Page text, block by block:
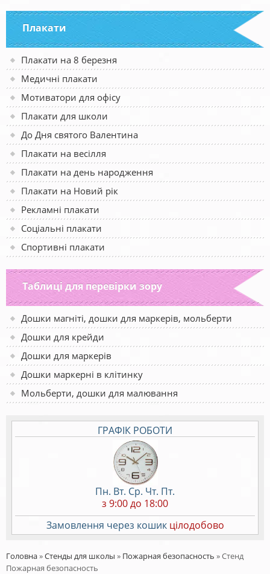
Плакати
Плакати на 8 березня
Медичні плакати
Мотиватори для офісу
Плакати для школи
До Дня святого Валентина
Плакати на весілля
Плакати на день народження
Плакати на Новий рік
Рекламні плакати
Соціальні плакати
Спортивні плакати
Таблиці для перевірки зору
Дошки магніті, дошки для маркерів, мольберти
Дошки для крейди
Дошки для маркерів
Дошки маркерні в клітинку
Мольберти, дошки для малювання
ГРАФІК РОБОТИ
Пн. Вт. Ср. Чт. Пт.
з 9:00 до 18:00
Замовлення через кошик цілодобово
Головна»Стенды для школы » Пожарная безопасность »Стенд
Пожарная безопасность